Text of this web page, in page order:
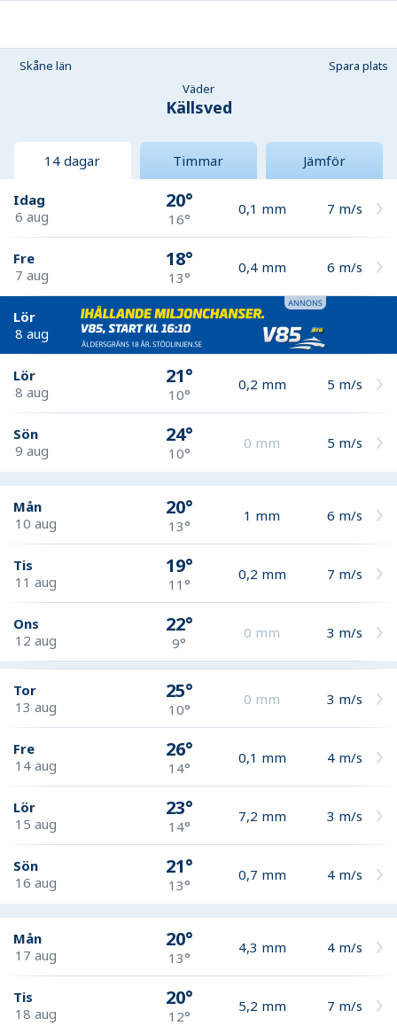
Skåne län
Spara plats
Väder
Källsved
14 dagar Timmar Jämför
Idag
6 aug
20°
16°
0,1 mm 7 m/s
Fre
7 aug
18°
13°
0,4 mm 6 m/s
Lör
8 aug
Lör
8 aug
21°
10°
0,2 mm 5 m/s
Sön
9 aug
24°
10°
0 mm 5 m/s
Mån
10 aug
20°
13°
1 mm 6 m/s
Tis
11 aug
19°
11°
0,2 mm 7 m/s
Ons
12 aug
22°
9°
0 mm 3 m/s
Tor
13 aug
25°
10°
0 mm 3 m/s
Fre
14 aug
26°
14°
0,1 mm 4 m/s
Lör
15 aug
23°
14°
7,2 mm 3 m/s
Sön
16 aug
21°
13°
0,7 mm 4 m/s
Mån
17 aug
20°
13°
4,3 mm 4 m/s
Tis
18 aug
20°
12°
5,2 mm 7 m/s